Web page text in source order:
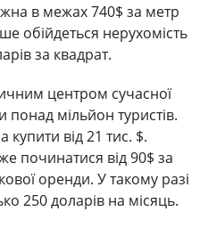
в межах 740$ за метр
обійдеться нерухомість
за квадрат.
центром сучасної
понад мільйон туристів.
купити від 21 тис. $.
починатися від 90$ за
оренди. У такому разі
250 доларів на місяць.